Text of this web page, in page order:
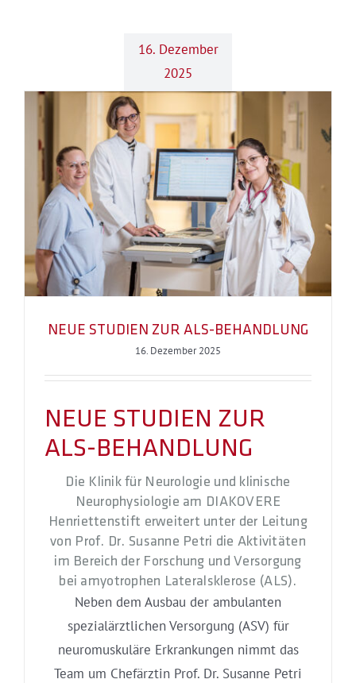
16. Dezember
2025
NEUE STUDIEN ZUR ALS-BEHANDLUNG
16. Dezember 2025
NEUE STUDIEN ZUR
ALS-BEHANDLUNG
Die Klinik für Neurologie und klinische
Neurophysiologie am DIAKOVERE
Henriettenstift erweitert unter der Leitung
von Prof. Dr. Susanne Petri die Aktivitäten
im Bereich der Forschung und Versorgung
bei amyotrophen Lateralsklerose (ALS).
Neben dem Ausbau der ambulanten
spezialärztlichen Versorgung (ASV) für
neuromuskuläre Erkrankungen nimmt das
Team um Chefärztin Prof. Dr. Susanne Petri